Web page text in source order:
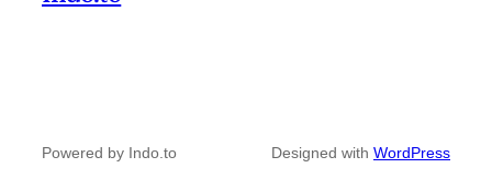
Powered by Indo.to Designed with WordPress